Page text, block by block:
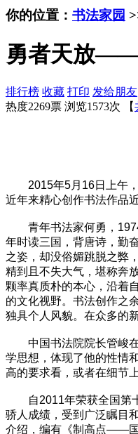
你的位置： 书法家园
勇者天放——
排行榜 收藏 打印 发给朋友
热度2269票 浏览1573次 【
2015年5月16日上午，
近年来精心创作书法作品
青年书法家何勇，1974
年时读三国，背唐诗，勤
之姿，却没俗媚跳脱之弊
精到且不失大气，堪称奔
颗率真质朴的本心，沿着
的文化视野。书法创作之
独具个人风貌。在众多的
中国书法院院长管峻在
学思想，体现了他的性情
高的要求看，或者在细节
自2011年荣获全国第十
骄人成绩，受到广泛瞩目
介绍，编有《制高点——国